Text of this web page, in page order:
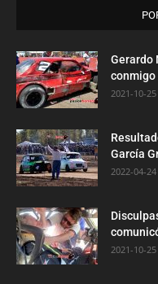
Gerardo
conmigo
2021-10-25
García
2022-04-24
2021-10-25